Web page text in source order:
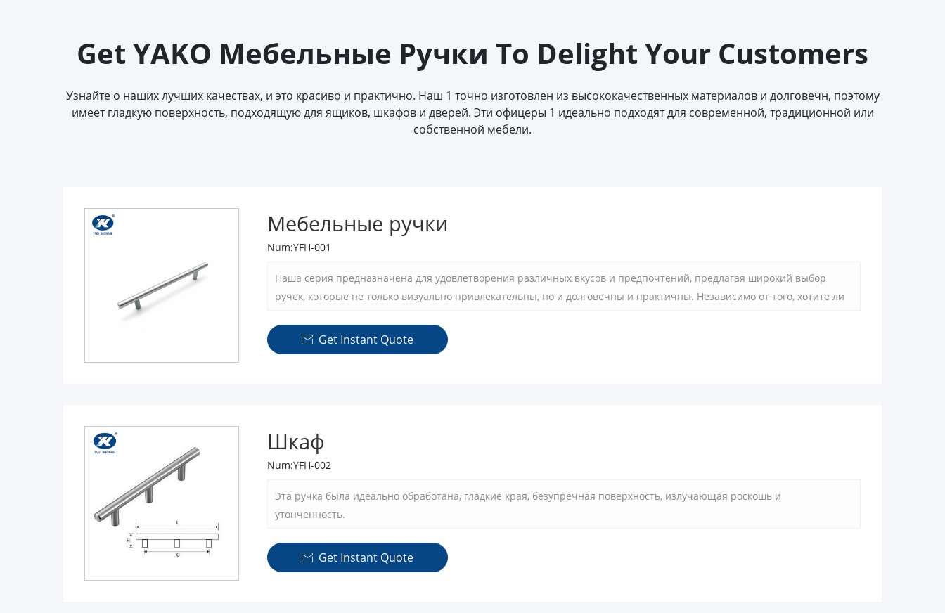
Get YAKO Мебельные Ручки To Delight Your Customers
Узнайте о наших лучших качествах, и это красиво и практично. Наш 1 точно изготовлен из высококачественных материалов и долговечн, поэтому
имеет гладкую поверхность, подходящую для ящиков, шкафов и дверей. Эти офицеры 1 идеально подходят для современной, традиционной или
собственной мебели.
Мебельные ручки
Num:YFH-001
Наша серия предназначена для удовлетворения различных вкусов и предпочтений, предлагая широкий выбор
ручек, которые не только визуально привлекательны, но и долговечны и практичны. Независимо от того, хотите ли
выбор для полировки и изысканного внешнего вида.
 Get Instant Quote
Шкаф
Num:YFH-002
Эта ручка была идеально обработана, гладкие края, безупречная поверхность, излучающая роскошь и
утонченность.
 Get Instant Quote